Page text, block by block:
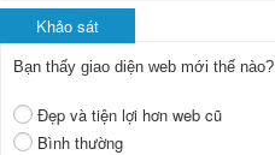
Khảo sát
Bạn thấy giao diện web mới thế nào?
Đẹp và tiện lợi hơn web cũ
Bình thường